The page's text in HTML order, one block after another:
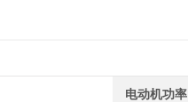
电动机功率